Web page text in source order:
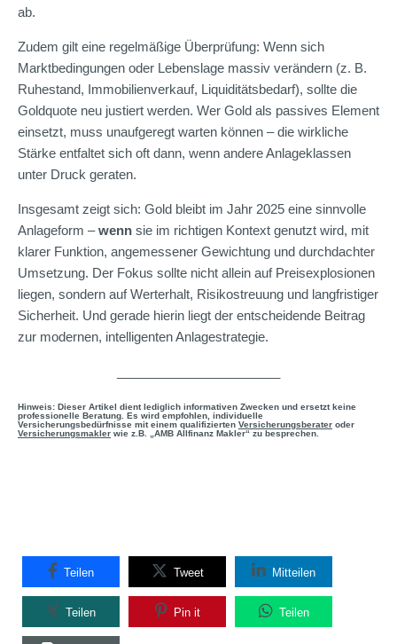
ab.
Zudem gilt eine regelmäßige Überprüfung: Wenn sich
Marktbedingungen oder Lebenslage massiv verändern (z. B.
Ruhestand, Immobilienverkauf, Liquiditätsbedarf), sollte die
Goldquote neu justiert werden. Wer Gold als passives Element
einsetzt, muss unaufgeregt warten können – die wirkliche
Stärke entfaltet sich oft dann, wenn andere Anlageklassen
unter Druck geraten.
Insgesamt zeigt sich: Gold bleibt im Jahr 2025 eine sinnvolle
Anlageform –wenn sie im richtigen Kontext genutzt wird, mit
klarer Funktion, angemessener Gewichtung und durchdachter
Umsetzung. Der Fokus sollte nicht allein auf Preisexplosionen
liegen, sondern auf Werterhalt, Risikostreuung und langfristiger
Sicherheit. Und gerade hierin liegt der entscheidende Beitrag
zur modernen, intelligenten Anlagestrategie.
Hinweis: Dieser Artikel dient lediglich informativen Zwecken und ersetzt keine
professionelle Beratung. Es wird empfohlen, individuelle
Versicherungsbedürfnisse mit einem qualifizierten Versicherungsberater oder
Versicherungsmakler wie z.B. „AMB Allfinanz Makler“ zu besprechen.
Teilen Tweet Mitteilen
Teilen Pin it Teilen